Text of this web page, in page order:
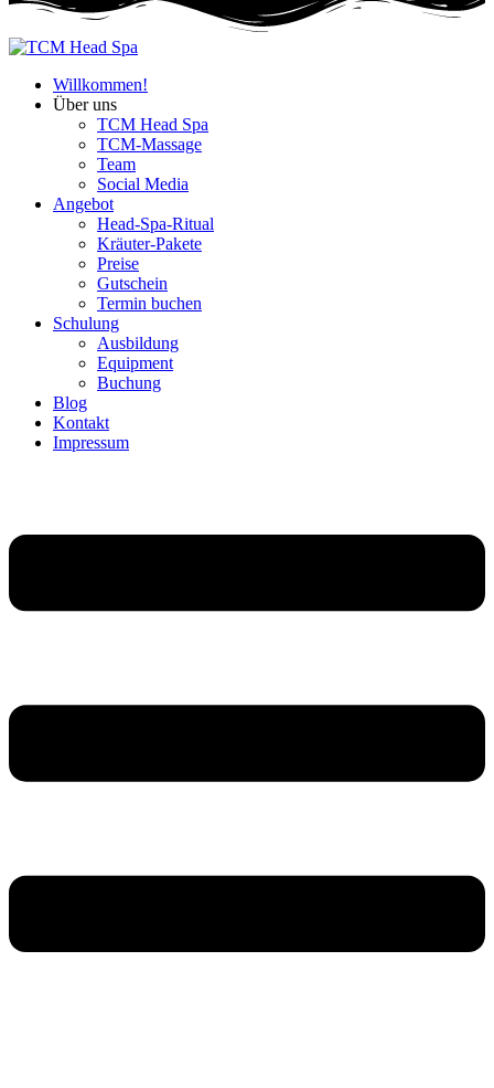
Willkommen!
Über uns
TCM Head Spa
TCM-Massage
Team
Social Media
Angebot
Head-Spa-Ritual
Kräuter-Pakete
Preise
Gutschein
Termin buchen
Schulung
Ausbildung
Equipment
Buchung
Blog
Kontakt
Impressum